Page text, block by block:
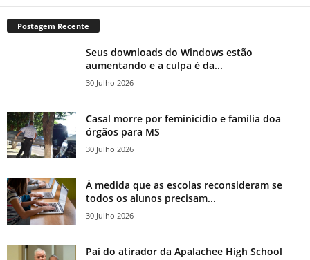
Postagem Recente
Seus downloads do Windows estão
aumentando e a culpa é da...
30 Julho 2026
Casal morre por feminicídio e família doa
órgãos para MS
30 Julho 2026
À medida que as escolas reconsideram se
todos os alunos precisam...
30 Julho 2026
Pai do atirador da Apalachee High School